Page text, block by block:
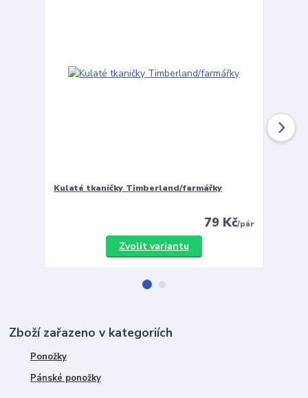
Kulaté tkaničky Timberland/farmářky
79 Kč/pár
Zvolit variantu
Zboží zařazeno v kategoriích
Ponožky
Pánské ponožky